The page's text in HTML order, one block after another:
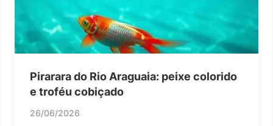
Pirarara do Rio Araguaia: peixe colorido
e troféu cobiçado
26/06/2026